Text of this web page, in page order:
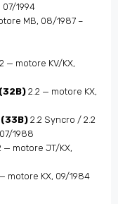
1994
MB, 08/1987 –
— motore KV/KX,
2.2 — motore KX,
2.2 Syncro / 2.2
1988
— motore JT/KX,
motore KX, 09/1984